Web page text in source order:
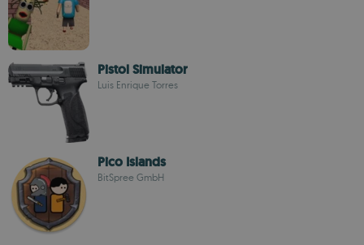
Pistol Simulator
Luis Enrique Torres
Pico Islands
BitSpree GmbH